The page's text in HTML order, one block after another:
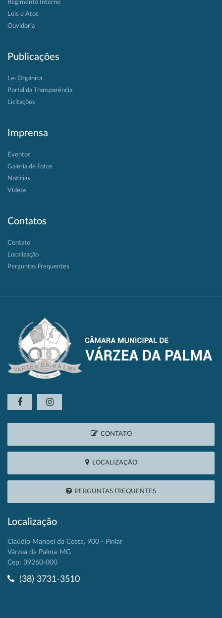
Regimento Interno
Leis e Atos
Ouvidoria
Publicações
Lei Orgânica
Portal da Transparência
Licitações
Imprensa
Eventos
Galeria de Fotos
Notícias
Vídeos
Contatos
Contato
Localização
Perguntas Frequentes
CONTATO
LOCALIZAÇÃO
PERGUNTAS FREQUENTES
Localização
Claúdio Manoel da Costa, 900 - Pinlar
Várzea da Palma-MG
Cep: 39260-000
(38) 3731-3510